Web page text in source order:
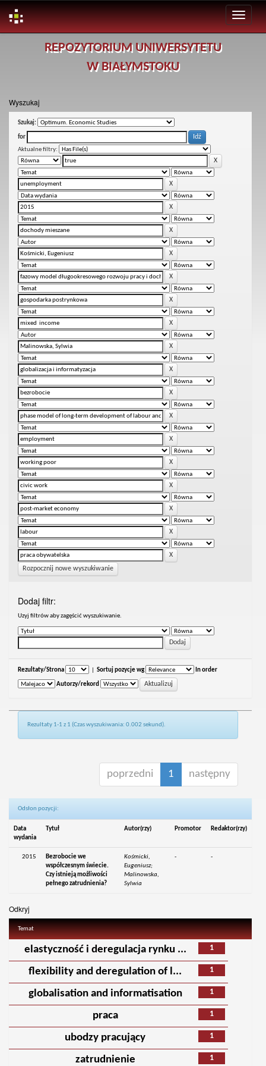
REPOZYTORIUM UNIWERSYTETU
W BIAŁYMSTOKU
Wyszukaj
Szukaj:
for
Aktualne filtry:
Rozpocznij nowe wyszukiwanie
Dodaj filtr:
Uzyj filtrów aby zagęścić wyszukiwanie.
Rezultaty/Strona Sortuj pozycje wg In order
Autorzy/rekord
Rezultaty 1-1 z 1 (Czas wyszukiwania: 0.002 sekund).
poprzedni 1 następny
Odsłon pozycji:
Data
wydania
Tytuł Autor(rzy) Promotor Redaktor(rzy)
2015
Bezrobocie we
współczesnym świecie.
Czy istnieją możliwości
pełnego zatrudnienia?
Kośmicki,
Eugeniusz;
Malinowska,
Sylwia
- -
Odkryj
Temat
1
elastyczność i deregulacja rynku ...
1
flexibility and deregulation of l...
1
globalisation and informatisation
1
praca
1
ubodzy pracujący
1
zatrudnienie